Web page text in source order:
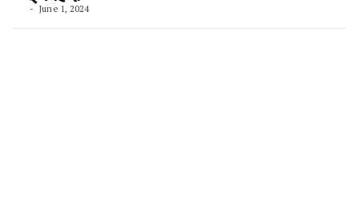
June 1, 2024